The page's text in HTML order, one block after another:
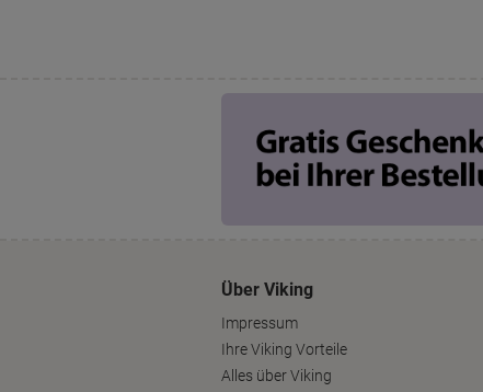
Über Viking
Impressum
Ihre Viking Vorteile
Alles über Viking